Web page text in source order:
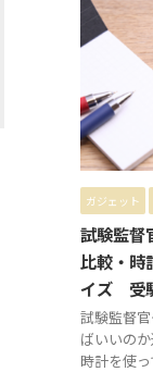
ガジェット
試験監督
比較・時
イズ 受
試験監督
ばいいの
時計を使